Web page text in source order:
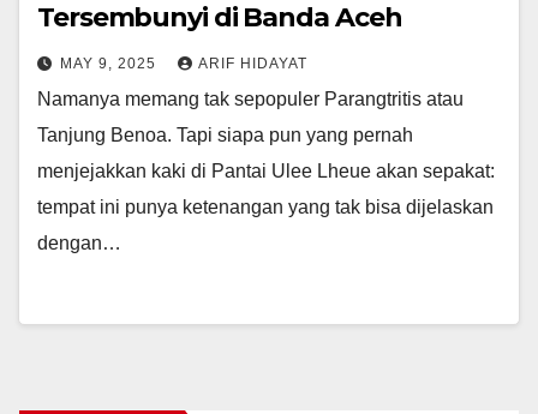
Tersembunyi di Banda Aceh
MAY 9, 2025 ARIF HIDAYAT
Namanya memang tak sepopuler Parangtritis atau
Tanjung Benoa. Tapi siapa pun yang pernah
menjejakkan kaki di Pantai Ulee Lheue akan sepakat:
tempat ini punya ketenangan yang tak bisa dijelaskan
dengan…